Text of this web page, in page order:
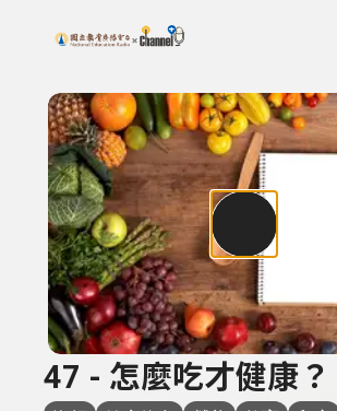
上方功能區塊
搜尋關鍵字：可輸入節目名稱、主持人
47 - 怎麼吃才健康？